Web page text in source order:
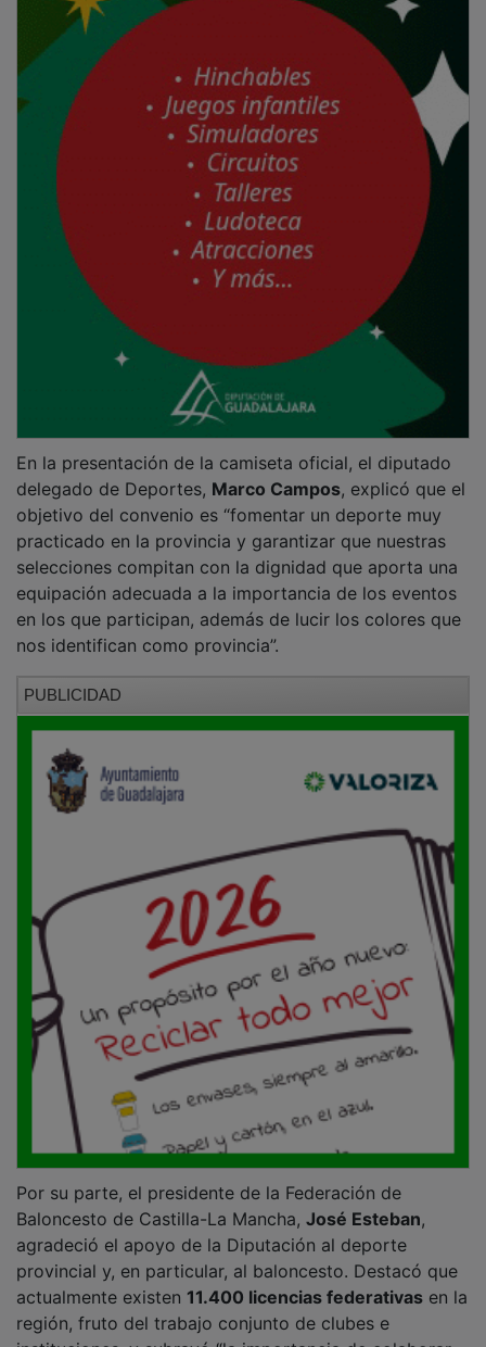
delegado de Deportes,Marco Campos, explicó que el
objetivo del convenio es “fomentar un deporte muy
practicado en la provincia y garantizar que nuestras
selecciones compitan con la dignidad que aporta una
equipación adecuada a la importancia de los eventos
en los que participan, además de lucir los colores que
nos identifican como provincia”.
Baloncesto de Castilla-La Mancha,José Esteban
agradeció el apoyo de la Diputación al deporte
provincial y, en particular, al baloncesto. Destacó que
actualmente existen11.400 licencias federativas en la
región, fruto del trabajo conjunto de clubes e
instituciones, y subrayó “la importancia de colaborar